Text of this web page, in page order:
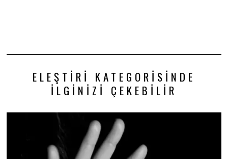
ELEŞTIRI KATEGORISINDE
İLGINIZI ÇEKEBILIR